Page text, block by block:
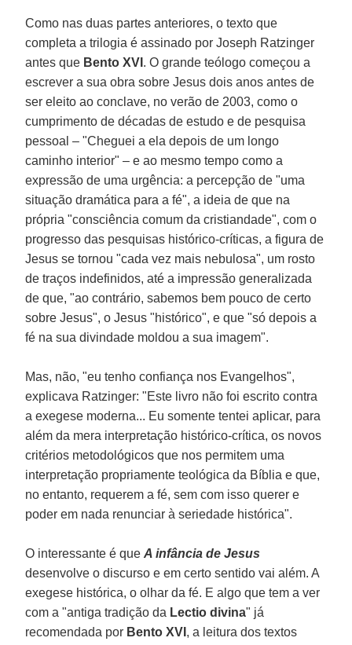
Como nas duas partes anteriores, o texto que
completa a trilogia é assinado por Joseph Ratzinger
antes que Bento XVI . O grande teólogo começou a
escrever a sua obra sobre Jesus dois anos antes de
ser eleito ao conclave, no verão de 2003, como o
cumprimento de décadas de estudo e de pesquisa
pessoal – "Cheguei a ela depois de um longo
caminho interior" – e ao mesmo tempo como a
expressão de uma urgência: a percepção de "uma
situação dramática para a fé", a ideia de que na
própria "consciência comum da cristiandade", com o
progresso das pesquisas histórico-críticas, a figura de
Jesus se tornou "cada vez mais nebulosa", um rosto
de traços indefinidos, até a impressão generalizada
de que, "ao contrário, sabemos bem pouco de certo
sobre Jesus", o Jesus "histórico", e que "só depois a
fé na sua divindade moldou a sua imagem".
Mas, não, "eu tenho confiança nos Evangelhos",
explicava Ratzinger: "Este livro não foi escrito contra
a exegese moderna... Eu somente tentei aplicar, para
além da mera interpretação histórico-crítica, os novos
critérios metodológicos que nos permitem uma
interpretação propriamente teológica da Bíblia e que,
no entanto, requerem a fé, sem com isso querer e
poder em nada renunciar à seriedade histórica".
O interessante é queA infância de Jesus
desenvolve o discurso e em certo sentido vai além. A
exegese histórica, o olhar da fé. E algo que tem a ver
com a "antiga tradição da Lectio divina" já
recomendada por Bento XVI , a leitura dos textos